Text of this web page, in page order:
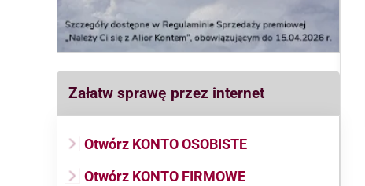
Załatw sprawę przez internet
Otwórz KONTO OSOBISTE
Otwórz KONTO FIRMOWE